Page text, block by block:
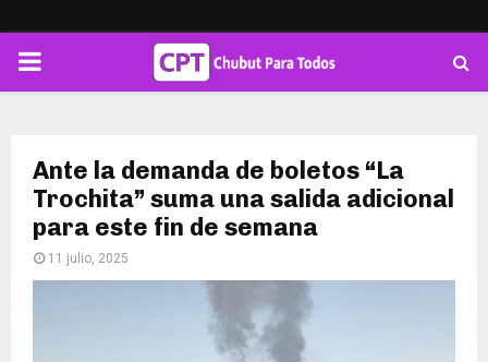
PRIMARY
Ante la demanda de boletos “La
Trochita” suma una salida adicional
para este fin de semana
11 julio, 2025